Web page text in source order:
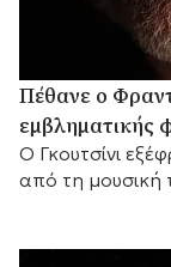
Πέθανε ο
εμβληματικής
Ο Γκουτσίνι
από τη μουσική